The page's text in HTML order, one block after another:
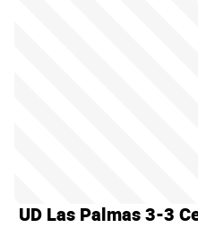
UD Las Palmas 3-3